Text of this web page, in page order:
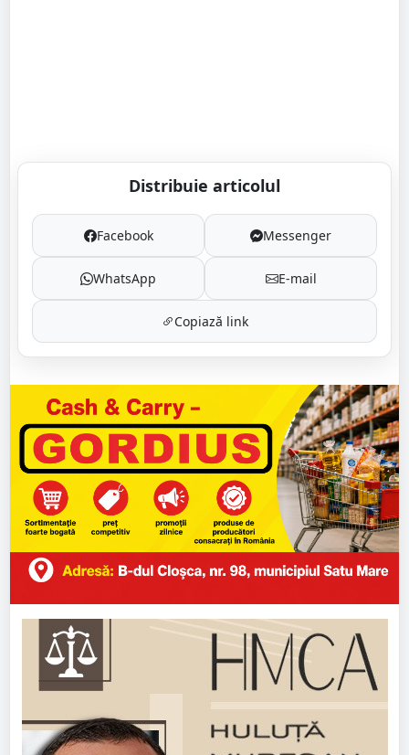
Distribuie articolul
Facebook Messenger
WhatsApp E-mail
Copiază link